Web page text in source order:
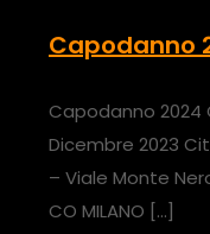
Capodanno
Capodanno 2024
Dicembre 2023
– Viale Monte
CO MILANO […]